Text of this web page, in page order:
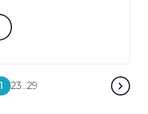
1 23...29